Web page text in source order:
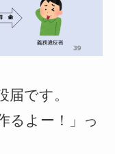
届です。
るよー！」っ